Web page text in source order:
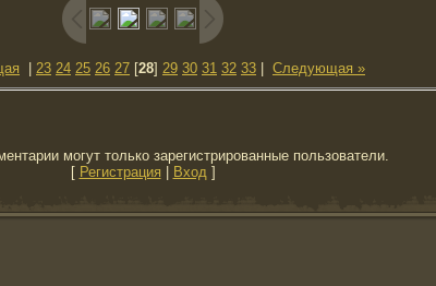
23 24 25 26 27 [28] 29 30 31 32 33 Следующая »
могут только зарегистрированные пользователи.
[ Регистрация | Вход ]